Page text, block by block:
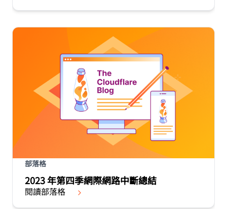
部落格
2023 年第四季網際網路中斷總結
閱讀部落格